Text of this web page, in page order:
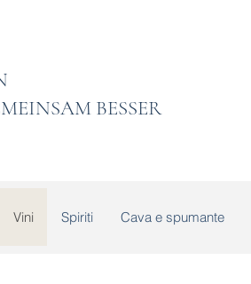
BESSER
Vini Spiriti Cava e spumante